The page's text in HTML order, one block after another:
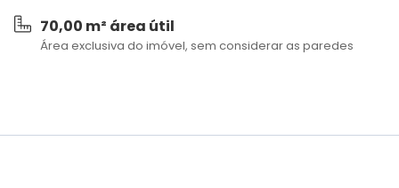
70,00 m² área útil
Área exclusiva do imóvel, sem considerar as paredes